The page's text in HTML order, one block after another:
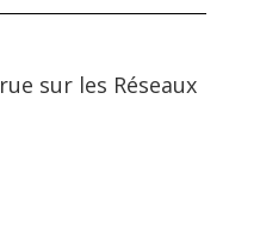
sur les Réseaux